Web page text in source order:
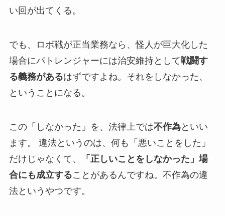
い回が出てくる。
でも、ロボ戦が正当業務なら、怪人が巨大化した
場合にパトレンジャーには治安維持として戦闘す
る義務があるはずですよね。それをしなかった、
ということになる。
この「しなかった」を、法律上では不作為といい
ます。 違法というのは、何も「悪いことをした」
だけじゃなくて、
「正しいことをしなかった」場
合にも成立することがあるんですね。不作為の違
法というやつです。